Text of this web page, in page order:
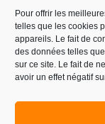
Pour offrir les
telles que les cookies
appareils. Le fait de
des données telles
sur ce site. Le fait de
avoir un effet négatif
Mail
Téléphone